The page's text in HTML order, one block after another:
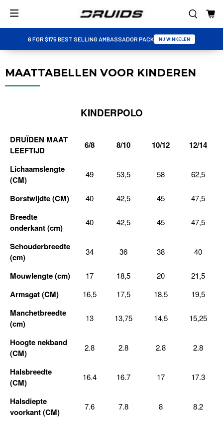
6 FOR $175 BEST SELLING AMBASSADOR PACK NU WINKELEN
MAATTABELLEN VOOR KINDEREN
KINDERPOLO
DRUÏDEN MAAT
LEEFTIJD
6/8 8/10 10/12 12/14
Lichaamslengte
(CM)
49 53,5 58 62,5
Borstwijdte (CM) 40 42,5 45 47,5
Breedte
onderkant (cm)
40 42,5 45 47,5
Schouderbreedte
(cm)
34 36 38 40
Mouwlengte (cm) 17 18,5 20 21,5
Armsgat (CM) 16,5 17,5 18,5 19,5
Manchetbreedte
(cm)
13 13,75 14,5 15,25
Hoogte nekband
(CM)
2.8 2.8 2.8 2.8
Halsbreedte
(CM)
16.4 16.7 17 17.3
Halsdiepte
voorkant (CM)
7.6 7.8 8 8.2